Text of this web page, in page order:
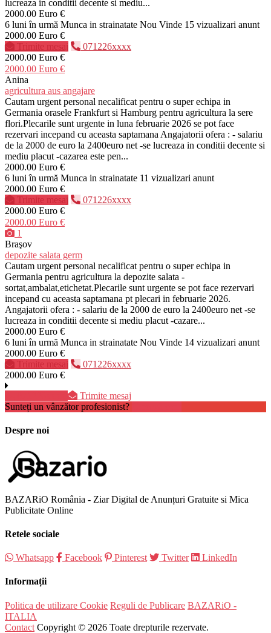
lucreaza in conditii decente si mediu...
2000.00 Euro €
6 luni în urmă Munca in strainatate Nou Vinde 15 vizualizari anunt
2000.00 Euro €
Trimite mesaj
071226xxxx
2000.00 Euro €
2000.00 Euro €
Anina
agricultura aus angajare
Cautam urgent personal necalificat pentru o super echipa in
Germania orasele Frankfurt si Hamburg pentru agricultura la sere
flori.Plecarile sunt urgente in luna februarie 2026 se pot face
rezervari incepand cu aceasta saptamana Angajatorii ofera : - salariu
de la 2000 de euro la 2400euro net -se lucreaza in conditii decente si
mediu placut -cazarea este pen...
2000.00 Euro €
6 luni în urmă Munca in strainatate 11 vizualizari anunt
2000.00 Euro €
Trimite mesaj
071226xxxx
2000.00 Euro €
2000.00 Euro €
1
Braşov
depozite salata germ
Cautam urgent personal necalificat pentru o super echipa in
Germania pentru agricultura la depozite salata -
sortat,ambalat,etichetat.Plecarile sunt urgente se pot face rezervari
incepand cu aceasta saptamana pt plecari in februarie 2026.
Angajatorii ofera : - salariu de la 2000 de euro la 2400euro net -se
lucreaza in conditii decente si mediu placut -cazare...
2000.00 Euro €
6 luni în urmă Munca in strainatate Nou Vinde 14 vizualizari anunt
2000.00 Euro €
Trimite mesaj
071226xxxx
2000.00 Euro €
Trimite mesaj
Sunteți un vânzător profesionist?
Despre noi
BAZARiO România - Ziar Digital de Anunțuri Gratuite si Mica
Publicitate Online
Retele sociale
Whatsapp Facebook Pinterest Twitter LinkedIn
Informații
Politica de utilizare Cookie Reguli de Publicare BAZARiO -
ITALIA
Contact Copyright © 2026 Toate drepturile rezervate.